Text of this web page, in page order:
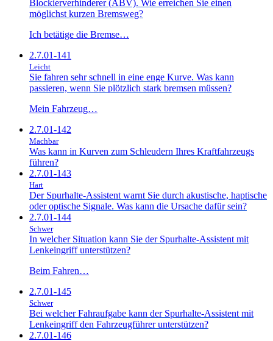
Blockierverhinderer (ABV). Wie erreichen Sie einen
möglichst kurzen Bremsweg?
Ich betätige die Bremse…
2.7.01-141
Leicht
Sie fahren sehr schnell in eine enge Kurve. Was kann
passieren, wenn Sie plötzlich stark bremsen müssen?
Mein Fahrzeug…
2.7.01-142
Machbar
Was kann in Kurven zum Schleudern Ihres Kraftfahrzeugs
führen?
2.7.01-143
Hart
Der Spurhalte-Assistent warnt Sie durch akustische, haptische
oder optische Signale. Was kann die Ursache dafür sein?
2.7.01-144
Schwer
In welcher Situation kann Sie der Spurhalte-Assistent mit
Lenkeingriff unterstützen?
Beim Fahren…
2.7.01-145
Schwer
Bei welcher Fahraufgabe kann der Spurhalte-Assistent mit
Lenkeingriff den Fahrzeugführer unterstützen?
2.7.01-146